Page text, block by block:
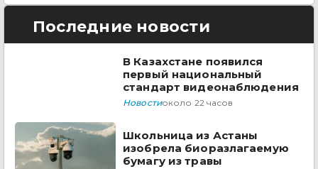
Последние новости
В Казахстане появился
первый национальный
стандарт видеонаблюдения
Новостиоколо 22 часов
Школьница из Астаны
изобрела биоразлагаемую
бумагу из травы